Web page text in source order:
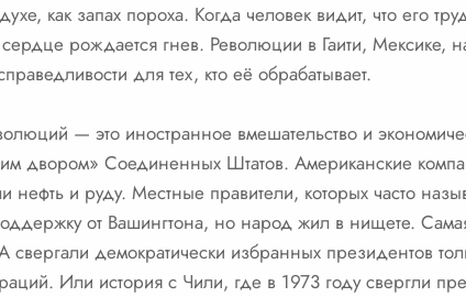
как запах пороха. Когда человек видит, что его
рождается гнев. Революции в Гаити, Мексике,
для тех, кто её обрабатывает.
— это иностранное вмешательство и
двором» Соединенных Штатов. Американские
и руду. Местные правители, которых часто
от Вашингтона, но народ жил в нищете. Самая
демократически избранных президентов
Или история с Чили, где в 1973 году свергли